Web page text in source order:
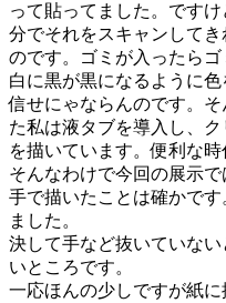
って貼ってました。です
分でそれをスキャンして
のです。ゴミが入ったら
白に黒が黒になるように
信せにゃならんのです。
た私は液タブを導入し、
を描いています。便利な
そんなわけで今回の展示
手で描いたことは確かで
ました。
決して手など抜いていな
いところです。
一応ほんの少しですが紙